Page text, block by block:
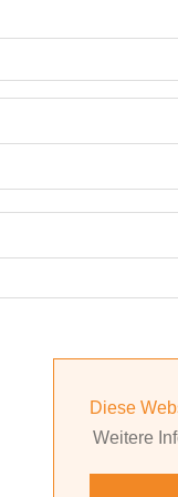
Diese
Weitere